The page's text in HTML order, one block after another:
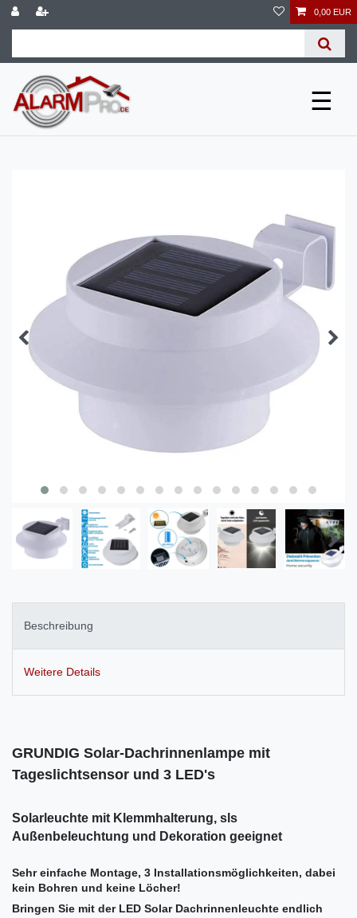
0,00 EUR
☰
Beschreibung
Weitere Details
GRUNDIG Solar-Dachrinnenlampe mit
Tageslichtsensor und 3 LED's
Solarleuchte mit Klemmhalterung, sls
Außenbeleuchtung und Dekoration geeignet
Sehr einfache Montage, 3 Installationsmöglichkeiten, dabei
kein Bohren und keine Löcher!
Bringen Sie mit der LED Solar Dachrinnenleuchte endlich